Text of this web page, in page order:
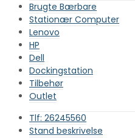
Brugte Bærbare
Stationær Computer
Lenovo
HP
Dell
Dockingstation
Tilbehør
Outlet
Tlf: 26245560
Stand beskrivelse